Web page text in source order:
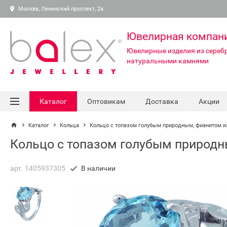
Москва, Ленинский проспект, 2а
Ювелирная
Ювелирные изделия из
натуральными камнями
Каталог Оптовикам Доставка Акции
Каталог Кольца Кольцо с топазом голубым природным, фианитом
Кольцо с топазом голубым
арт. 1405937305 В наличии